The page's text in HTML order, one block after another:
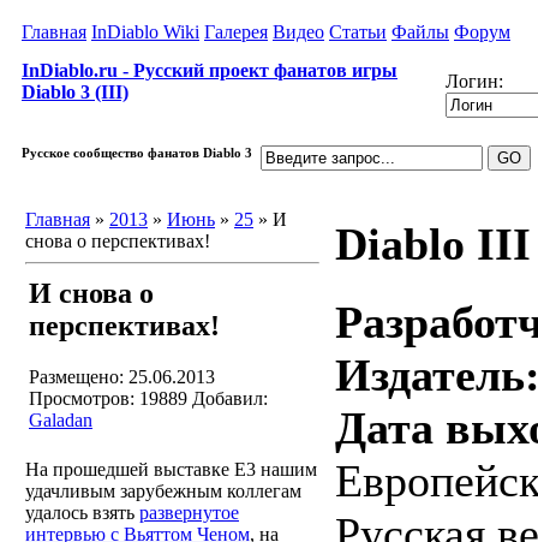
Главная InDiablo Wiki Галерея Видео Статьи Файлы Форум
InDiablo.ru - Русский проект фанатов игры
Diablo 3 (III)
Логин:
Русское сообщество фанатов Diablo 3
Главная » 2013 » Июнь » 25 » И
снова о перспективах!
И снова о
перспективах!
Размещено: 25.06.2013
Просмотров: 19889 Добавил:
Galadan
На прошедшей выставке Е3 нашим
удачливым зарубежным коллегам
удалось взять развернутое
интервью с Вьяттом Ченом, на
Diablo III
Дата